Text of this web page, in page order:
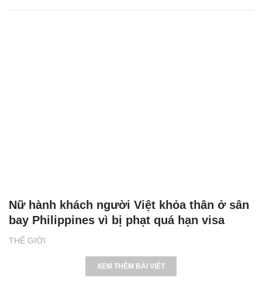
THẾ GIỚI
Nữ hành khách người Việt khỏa thân ở sân
bay Philippines vì bị phạt quá hạn visa
XEM THÊM BÀI VIẾT